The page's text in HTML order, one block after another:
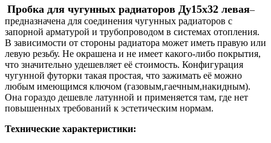
Пробка для чугунных радиаторов Ду15х32 левая–
предназначена для соединения чугунных радиаторов с
запорной арматурой и трубопроводом в системах отопления.
В зависимости от стороны радиатора может иметь правую или
левую резьбу. Не окрашена и не имеет какого-либо покрытия,
что значительно удешевляет её стоимость. Конфигурация
чугунной футорки такая простая, что зажимать её можно
любым имеющимся ключом (газовым,гаечным,накидным).
Она гораздо дешевле латунной и применяется там, где нет
повышенных требований к эстетическим нормам.
Технические характеристики: